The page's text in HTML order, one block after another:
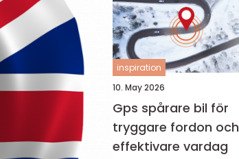
inspiration
10. May 2026
Gps spårare bil för
tryggare fordon och
effektivare vardag